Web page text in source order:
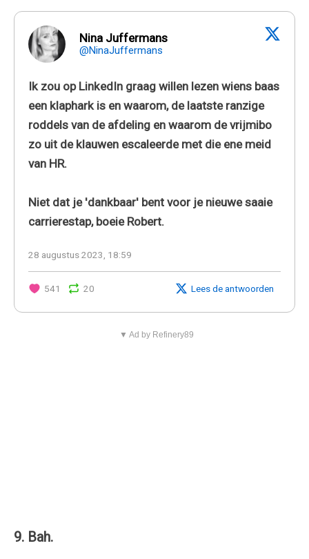
Nina Juffermans
@NinaJuffermans
Ik zou op LinkedIn graag willen lezen wiens baas
een klaphark is en waarom, de laatste ranzige
roddels van de afdeling en waarom de vrijmibo
zo uit de klauwen escaleerde met die ene meid
van HR.
Niet dat je 'dankbaar' bent voor je nieuwe saaie
carrierestap, boeie Robert.
28 augustus 2023, 18:59
541 20 Lees de antwoorden
▼ Ad by Refinery89
9. Bah.